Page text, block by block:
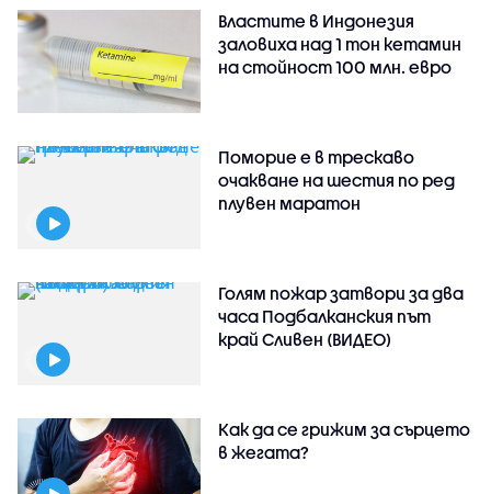
Властите в Индонезия
заловиха над 1 тон кетамин
на стойност 100 млн. евро
Поморие е в трескаво
очакване на шестия по ред
плувен маратон
Голям пожар затвори за два
часа Подбалканския път
край Сливен (ВИДЕО)
Как да се грижим за сърцето
в жегата?